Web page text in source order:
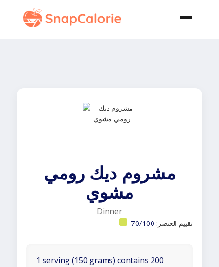
مشروم ديك رومي
مشوي
Dinner
تقييم العنصر: 70/100
1 serving (150 grams) contains 200